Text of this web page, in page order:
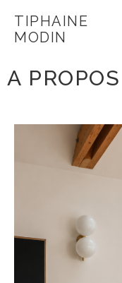
TIPHAINE
MODIN
A PROPOS